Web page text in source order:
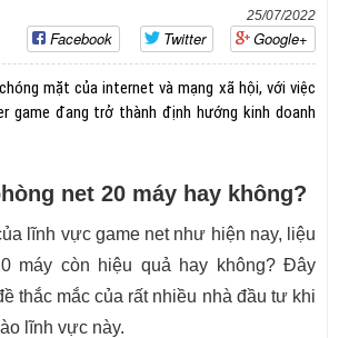
25/07/2022
Facebook Twitter Google+
mặt của internet và mạng xã hội, với việc
game đang trở thành định hướng kinh doanh
net 20 máy hay không?
lĩnh vực game net như hiện nay, liệu
máy còn hiệu quả hay không? Đây
thắc mắc của rất nhiều nhà đầu tư khi
lĩnh vực này.